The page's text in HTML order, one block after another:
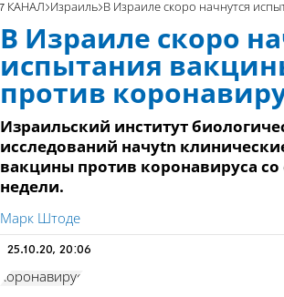
7 КАНАЛ Израиль В Израиле скоро начнутся испытания вакцины
В Израиле скоро
испытания
против
Израильский институт
исследований начytn
вакцины против коронавируса
недели.
Марк Штоде
25.10.20, 20:06
коронавирус